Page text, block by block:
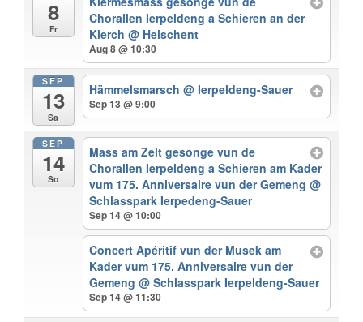
8
Fr
Chorallen Ierpeldeng a Schieren an der
Kierch@ Heischent
Aug 8 @ 10:30
SEP
13
Sa
Hämmelsmarsch@ Ierpeldeng-Sauer
Sep 13 @ 9:00
SEP
14
So
Mass am Zelt gesonge vun de
Chorallen Ierpeldeng a Schieren am Kader
vum 175. Anniversaire vun der Gemeng@
Schlasspark Ierpedeng-Sauer
Sep 14 @ 10:00
Concert Apéritif vun der Musek am
Kader vum 175. Anniversaire vun der
Gemeng@ Schlasspark Ierpeldeng-Sauer
Sep 14 @ 11:30